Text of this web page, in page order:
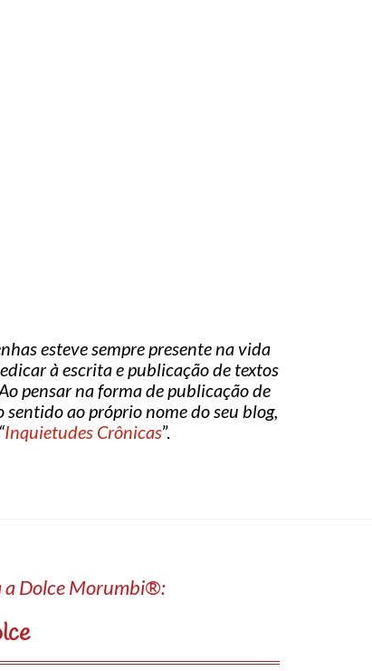
esteve sempre presente na vida
à escrita e publicação de textos
pensar na forma de publicação de
ao próprio nome do seu blog,
Inquietudes Crônicas”.
a Dolce Morumbi®: